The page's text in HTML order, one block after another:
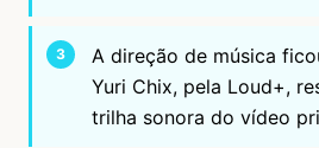
A direção de música
Yuri Chix, pela Loud+,
trilha sonora do vídeo